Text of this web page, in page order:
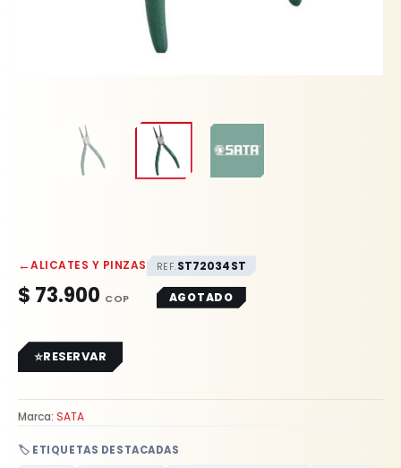
←ALICATES Y PINZAS REF.ST72034ST
$ 73.900 AGOTADO
🏷️ ETIQUETAS DESTACADAS
Marca: SATA
RESERVAR